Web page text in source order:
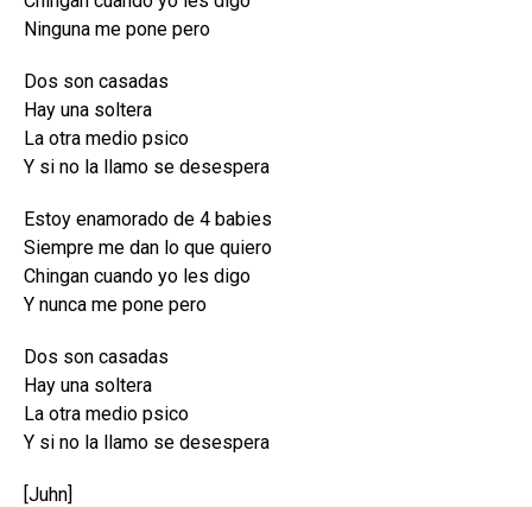
Ninguna me pone pero
Dos son casadas
Hay una soltera
La otra medio psico
Y si no la llamo se desespera
Estoy enamorado de 4 babies
Siempre me dan lo que quiero
Chingan cuando yo les digo
Y nunca me pone pero
Dos son casadas
Hay una soltera
La otra medio psico
Y si no la llamo se desespera
[Juhn]